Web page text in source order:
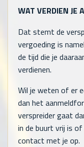
WAT VERDIEN JE
Dat stemt de
vergoeding is
de tijd die je
verdienen.
Wil je weten of er
dan het
verspreider gaat
in de buurt vrij is
contact met je op.